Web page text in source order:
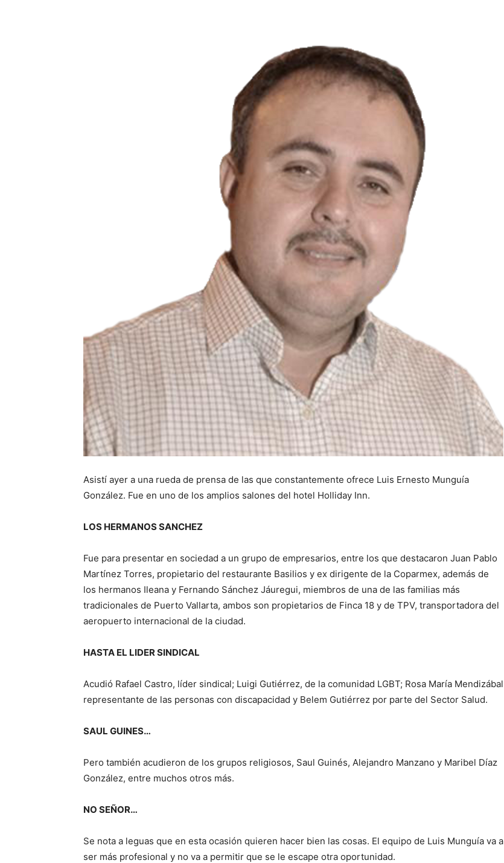
Asistí ayer a una rueda de prensa de las que constantemente ofrece Luis Ernesto Munguía
González. Fue en uno de los amplios salones del hotel Holliday Inn.
LOS HERMANOS SANCHEZ
Fue para presentar en sociedad a un grupo de empresarios, entre los que destacaron Juan Pablo
Martínez Torres, propietario del restaurante Basilios y ex dirigente de la Coparmex, además de
los hermanos Ileana y Fernando Sánchez Jáuregui, miembros de una de las familias más
tradicionales de Puerto Vallarta, ambos son propietarios de Finca 18 y de TPV, transportadora del
aeropuerto internacional de la ciudad.
HASTA EL LIDER SINDICAL
Acudió Rafael Castro, líder sindical; Luigi Gutiérrez, de la comunidad LGBT; Rosa María Mendizábal
representante de las personas con discapacidad y Belem Gutiérrez por parte del Sector Salud.
SAUL GUINES…
Pero también acudieron de los grupos religiosos, Saul Guinés, Alejandro Manzano y Maribel Díaz
González, entre muchos otros más.
NO SEÑOR…
Se nota a leguas que en esta ocasión quieren hacer bien las cosas. El equipo de Luis Munguía va a
ser más profesional y no va a permitir que se le escape otra oportunidad.